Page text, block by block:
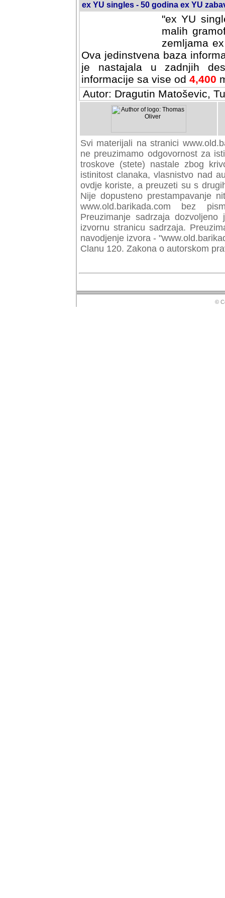
ex YU singles - 50 godina ex YU
"ex YU
malih
zemljama
Ova jedinstvena baza
je nastajala u zadnjih
informacije sa vise od 4,400
Autor: Dragutin Matoševic,
Svi materijali na stranici
preuzimamo odgovornost za
troskove (stete) nastale zbog
istinitost clanaka, vlasnistvo nad
ovdje koriste, a preuzeti su s
Nije dopusteno prestampavanje
www.old.barikada.com bez
Preuzimanje sadrzaja
izvornu stranicu sadrzaja.
navodjenje izvora -
Clanu 120. Zakona o autorskom
©